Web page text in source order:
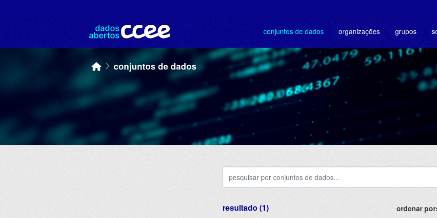
conjuntos de dados organizações grupos
conjuntos de dados
ordenar por
resultado (1)